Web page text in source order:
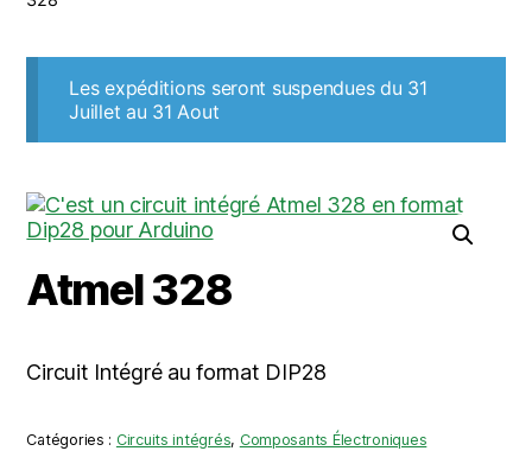
Les expéditions seront suspendues du 31
Juillet au 31 Aout
Atmel 328
Circuit Intégré au format DIP28
Catégories : Circuits intégrés, Composants Électroniques